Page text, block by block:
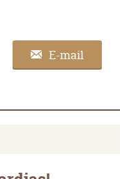
E-mail